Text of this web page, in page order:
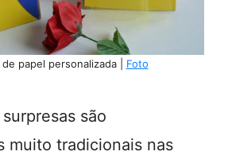
de papel personalizada | Foto
são
muito tradicionais nas